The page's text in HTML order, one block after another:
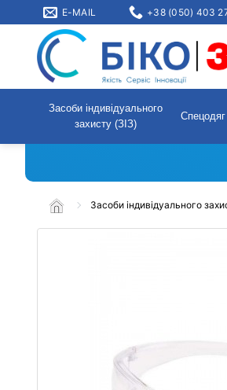
E-MAIL +38 (050) 403
Засоби індивідуального
захисту (ЗІЗ)
Спецодяг
Засоби індивідуального